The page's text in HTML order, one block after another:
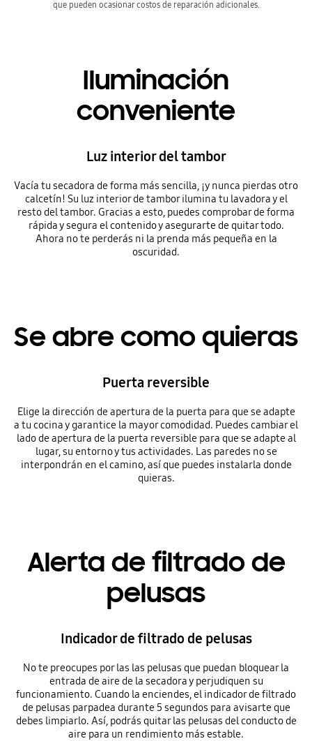
que pueden ocasionar costos de reparación adicionales.
Iluminación
conveniente
Luz interior del tambor
Vacía tu secadora de forma más sencilla, ¡y nunca pierdas otro
calcetín! Su luz interior de tambor ilumina tu lavadora y el
resto del tambor. Gracias a esto, puedes comprobar de forma
rápida y segura el contenido y asegurarte de quitar todo.
Ahora no te perderás ni la prenda más pequeña en la
oscuridad.
Se abre como quieras
Puerta reversible
Elige la dirección de apertura de la puerta para que se adapte
a tu cocina y garantice la mayor comodidad. Puedes cambiar el
lado de apertura de la puerta reversible para que se adapte al
lugar, su entorno y tus actividades. Las paredes no se
interpondrán en el camino, así que puedes instalarla donde
quieras.
Alerta de filtrado de
pelusas
Indicador de filtrado de pelusas
No te preocupes por las las pelusas que puedan bloquear la
entrada de aire de la secadora y perjudiquen su
funcionamiento. Cuando la enciendes, el indicador de filtrado
de pelusas parpadea durante 5 segundos para avisarte que
debes limpiarlo. Así, podrás quitar las pelusas del conducto de
aire para un rendimiento más estable.